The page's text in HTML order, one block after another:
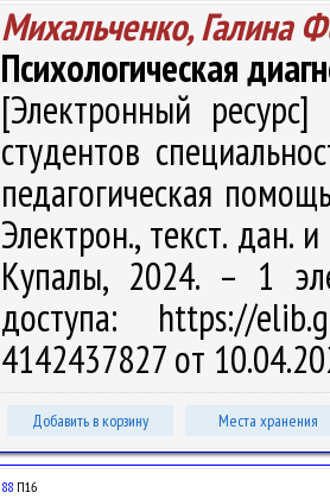
Михальченко, Галина
Психологическая
[Электронный
студентов
педагогическая
Электрон., текст. дан.
Купалы, 2024. – 1
доступа: https://
4142437827 от
Добавить в корзину Места хранения
88 П16